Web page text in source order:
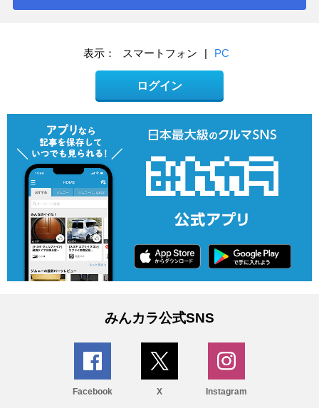
表示： スマートフォン | PC
ログイン
みんカラ公式SNS
Facebook X Instagram